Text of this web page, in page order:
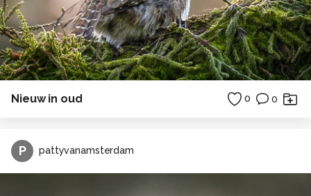
Nieuw in oud 0 0
P pattyvanamsterdam